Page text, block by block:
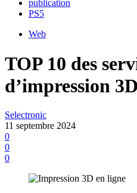
publication
PS5
Web
TOP 10 des
d’impression
Selectronic
11 septembre 2024
0
0
0